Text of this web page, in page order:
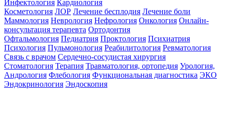
Инфектология Кардиология
Косметология ЛОР Лечение бесплодия Лечение боли
Маммология Неврология Нефрология Онкология Онлайн-
консультация терапевта Ортодонтия
Офтальмология Педиатрия Проктология Психиатрия
Психология Пульмонология Реабилитология Ревматология
Связь с врачом Сердечно-сосудистая хирургия
Стоматология Терапия Травматология, ортопедия Урология,
Андрология Флебология Функциональная диагностика ЭКО
Эндокринология Эндоскопия